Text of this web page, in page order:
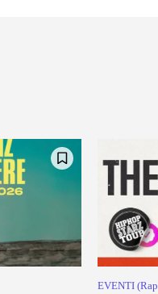
EVENTI (Rap